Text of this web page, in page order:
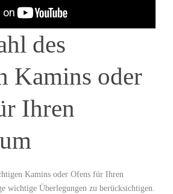
des
Kamins oder
Ihren
Kamins oder Ofens für Ihren
wichtige Überlegungen zu berücksichtigen.